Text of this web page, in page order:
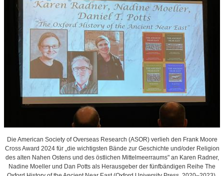
Die American Society of Overseas Research (ASOR) verlieh den Frank Moore
Cross Award 2024 für „die wichtigsten Bände zur Geschichte und/oder Religion
des alten Nahen Ostens und des östlichen Mittelmeerraums" an Karen Radner,
Nadine Moeller und Dan Potts als Herausgeber der fünfbändigen Reihe The